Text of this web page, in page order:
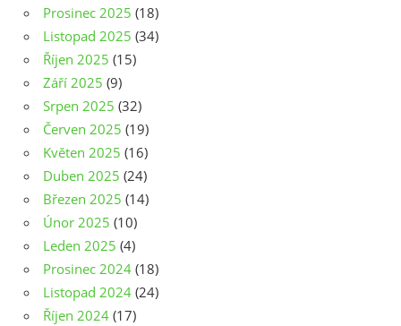
Prosinec 2025 (18)
Listopad 2025 (34)
Říjen 2025 (15)
Září 2025 (9)
Srpen 2025 (32)
Červen 2025 (19)
Květen 2025 (16)
Duben 2025 (24)
Březen 2025 (14)
Únor 2025 (10)
Leden 2025 (4)
Prosinec 2024 (18)
Listopad 2024 (24)
Říjen 2024 (17)